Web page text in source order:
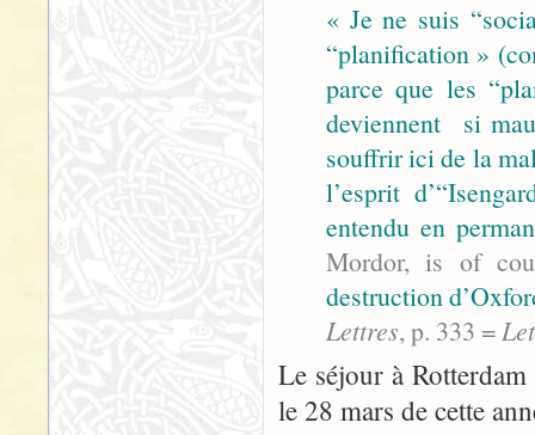
« Je ne suis
“planification »
parce que les
deviennent si
souffrir ici de la
l’esprit
entendu en
Mordor, is of
destruction
Lettres, p. 333 =
Le séjour à
le 28 mars de cette